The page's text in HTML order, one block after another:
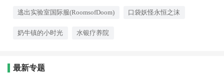
逃出实验室国际服(RoomsofDoom) 口袋妖怪永恒之沫
奶牛镇的小时光 水银疗养院
最新专题